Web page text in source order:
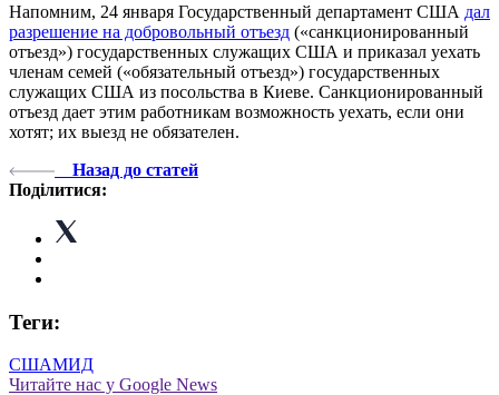
Напомним, 24 января Государственный департамент США дал
разрешение на добровольный отъезд («санкционированный
отъезд») государственных служащих США и приказал уехать
членам семей («обязательный отъезд») государственных
служащих США из посольства в Киеве. Санкционированный
отъезд дает этим работникам возможность уехать, если они
хотят; их выезд не обязателен.
Назад до статей
Поділитися:
Теги:
СШАМИД
Читайте нас у Google News